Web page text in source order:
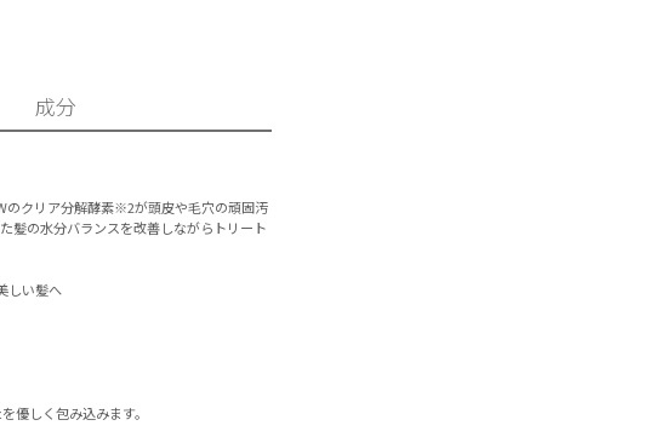
成分
のクリア分解酵素※2が頭皮や毛穴の頑固汚
髪の水分バランスを改善しながらトリート
しい髪へ
しく包み込みます。